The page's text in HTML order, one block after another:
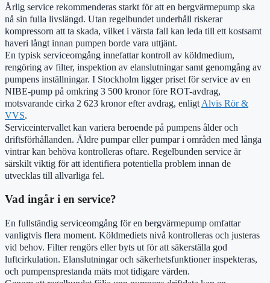
Årlig service rekommenderas starkt för att en bergvärmepump ska
nå sin fulla livslängd. Utan regelbundet underhåll riskerar
kompressorn att ta skada, vilket i värsta fall kan leda till ett kostsamt
haveri långt innan pumpen borde vara uttjänt.
En typisk serviceomgång innefattar kontroll av köldmedium,
rengöring av filter, inspektion av elanslutningar samt genomgång av
pumpens inställningar. I Stockholm ligger priset för service av en
NIBE-pump på omkring 3 500 kronor före ROT-avdrag,
motsvarande cirka 2 623 kronor efter avdrag, enligt Alvis Rör &
VVS.
Serviceintervallet kan variera beroende på pumpens ålder och
driftsförhållanden. Äldre pumpar eller pumpar i områden med långa
vintrar kan behöva kontrolleras oftare. Regelbunden service är
särskilt viktig för att identifiera potentiella problem innan de
utvecklas till allvarliga fel.
Vad ingår i en service?
En fullständig serviceomgång för en bergvärmepump omfattar
vanligtvis flera moment. Köldmediets nivå kontrolleras och justeras
vid behov. Filter rengörs eller byts ut för att säkerställa god
luftcirkulation. Elanslutningar och säkerhetsfunktioner inspekteras,
och pumpensprestanda mäts mot tidigare värden.